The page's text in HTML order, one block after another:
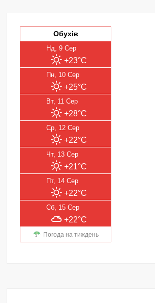
Обухів
Нд, 9 Сер
+23°C
Пн, 10 Сер
+25°C
Вт, 11 Сер
+28°C
Ср, 12 Сер
+22°C
Чт, 13 Сер
+21°C
Пт, 14 Сер
+22°C
Сб, 15 Сер
+22°C
Погода на тиждень